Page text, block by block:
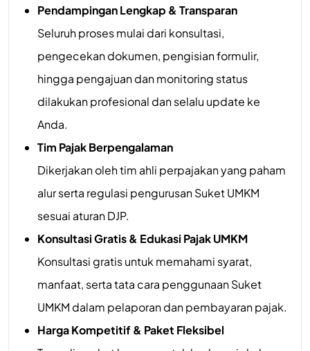
Pendampingan Lengkap & Transparan
Seluruh proses mulai dari konsultasi,
pengecekan dokumen, pengisian formulir,
hingga pengajuan dan monitoring status
dilakukan profesional dan selalu update ke
Anda.
Tim Pajak Berpengalaman
Dikerjakan oleh tim ahli perpajakan yang paham
alur serta regulasi pengurusan Suket UMKM
sesuai aturan DJP.
Konsultasi Gratis & Edukasi Pajak UMKM
Konsultasi gratis untuk memahami syarat,
manfaat, serta tata cara penggunaan Suket
UMKM dalam pelaporan dan pembayaran pajak.
Harga Kompetitif & Paket Fleksibel